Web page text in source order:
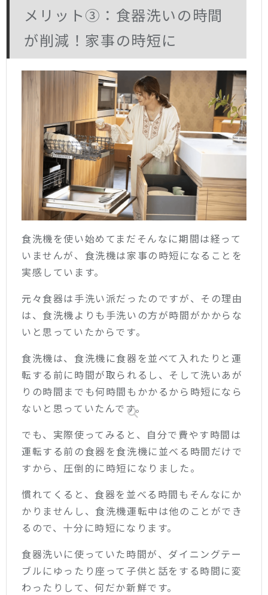
メリット③：食器洗いの時間
が削減！家事の時短に
食洗機を使い始めてまだそんなに期間は経って
いませんが、食洗機は家事の時短になることを
実感しています。
元々食器は手洗い派だったのですが、その理由
は、食洗機よりも手洗いの方が時間がかからな
いと思っていたからです。
食洗機は、食洗機に食器を並べて入れたりと運
転する前に時間が取られるし、そして洗いあが
りの時間までも何時間もかかるから時短になら
ないと思っていたんです。
でも、実際使ってみると、自分で費やす時間は
運転する前の食器を食洗機に並べる時間だけで
すから、圧倒的に時短になりました。
慣れてくると、食器を並べる時間もそんなにか
かりませんし、食洗機運転中は他のことができ
るので、十分に時短になります。
食器洗いに使っていた時間が、ダイニングテー
ブルにゆったり座って子供と話をする時間に変
わったりして、何だか新鮮です。